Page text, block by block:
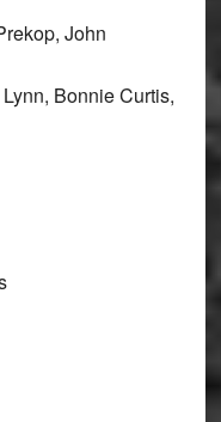
John
Bonnie Curtis,